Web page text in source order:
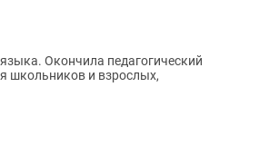
Окончила педагогический
школьников и взрослых,